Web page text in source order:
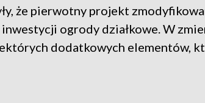
że pierwotny projekt
ogrody działkowe. W
dodatkowych elementów,